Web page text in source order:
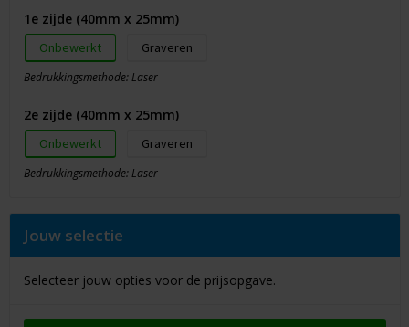
1e zijde (40mm x 25mm)
Onbewerkt Graveren
Bedrukkingsmethode: Laser
2e zijde (40mm x 25mm)
Onbewerkt Graveren
Bedrukkingsmethode: Laser
Jouw selectie
Selecteer jouw opties voor de prijsopgave.